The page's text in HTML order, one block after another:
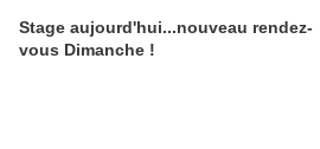
Stage aujourd'hui...nouveau rendez-
vous Dimanche !